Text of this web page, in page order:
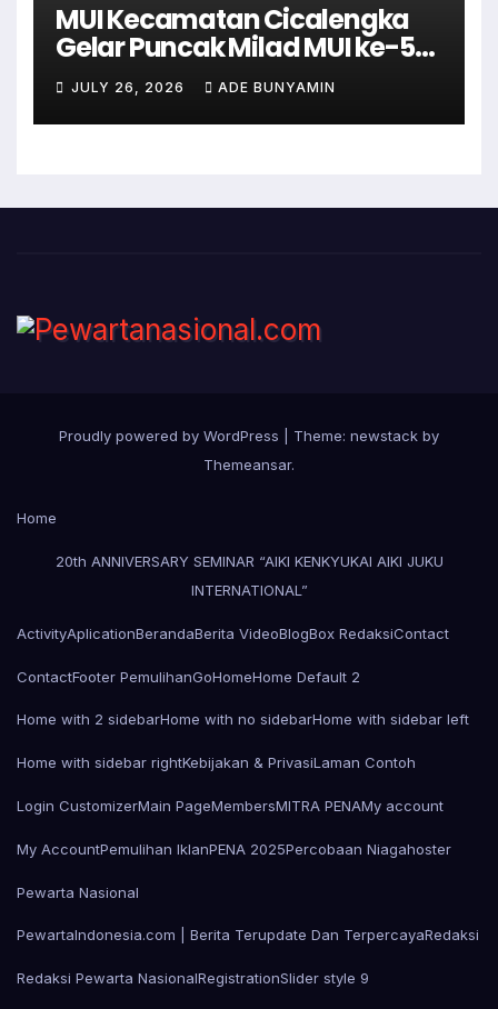
MUI Kecamatan Cicalengka
Gelar Puncak Milad MUI ke-51
dengan Tabligh Akbar
JULY 26, 2026 ADE BUNYAMIN
Proudly powered by WordPress
Theme: newstack by
Themeansar.
Home
20th ANNIVERSARY SEMINAR “AIKI KENKYUKAI AIKI JUKU
INTERNATIONAL”
ActivityAplicationBerandaBerita VideoBlogBox RedaksiContact
ContactFooter PemulihanGoHomeHome Default 2
Home with 2 sidebarHome with no sidebarHome with sidebar left
Home with sidebar rightKebijakan & PrivasiLaman Contoh
Login CustomizerMain PageMembersMITRA PENAMy account
My AccountPemulihan IklanPENA 2025Percobaan Niagahoster
Pewarta Nasional
PewartaIndonesia.com | Berita Terupdate Dan TerpercayaRedaksi
Redaksi Pewarta NasionalRegistrationSlider style 9